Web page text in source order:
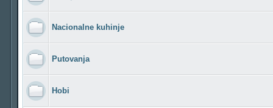
Nacionalne kuhinje
Putovanja
Hobi